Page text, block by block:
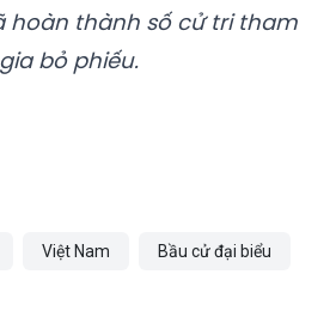
hoàn thành số cử tri tham
gia bỏ phiếu.
Việt Nam
Bầu cử đại biểu